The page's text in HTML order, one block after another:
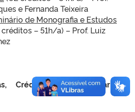
e Fernanda Teixeira
de Monografia e Estudos
– 51h/a) – Prof. Luiz
Créditos, Carga Horária e